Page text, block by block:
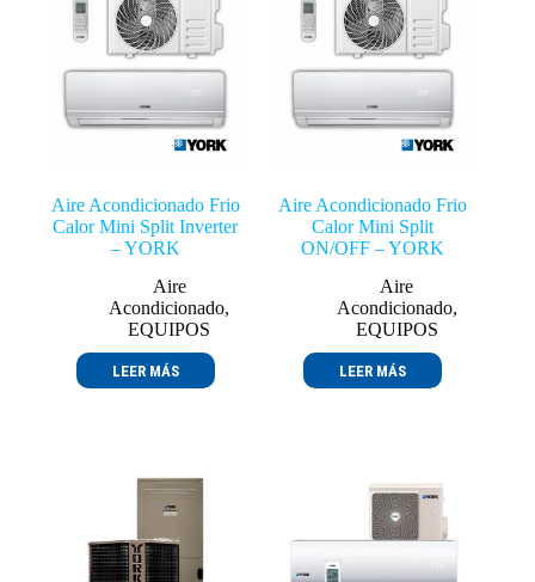
Aire Acondicionado Frio
Calor Mini Split Inverter
– YORK
Aire
Acondicionado,
EQUIPOS
LEER MÁS
Aire Acondicionado Frio
Calor Mini Split
ON/OFF – YORK
Aire
Acondicionado,
EQUIPOS
LEER MÁS